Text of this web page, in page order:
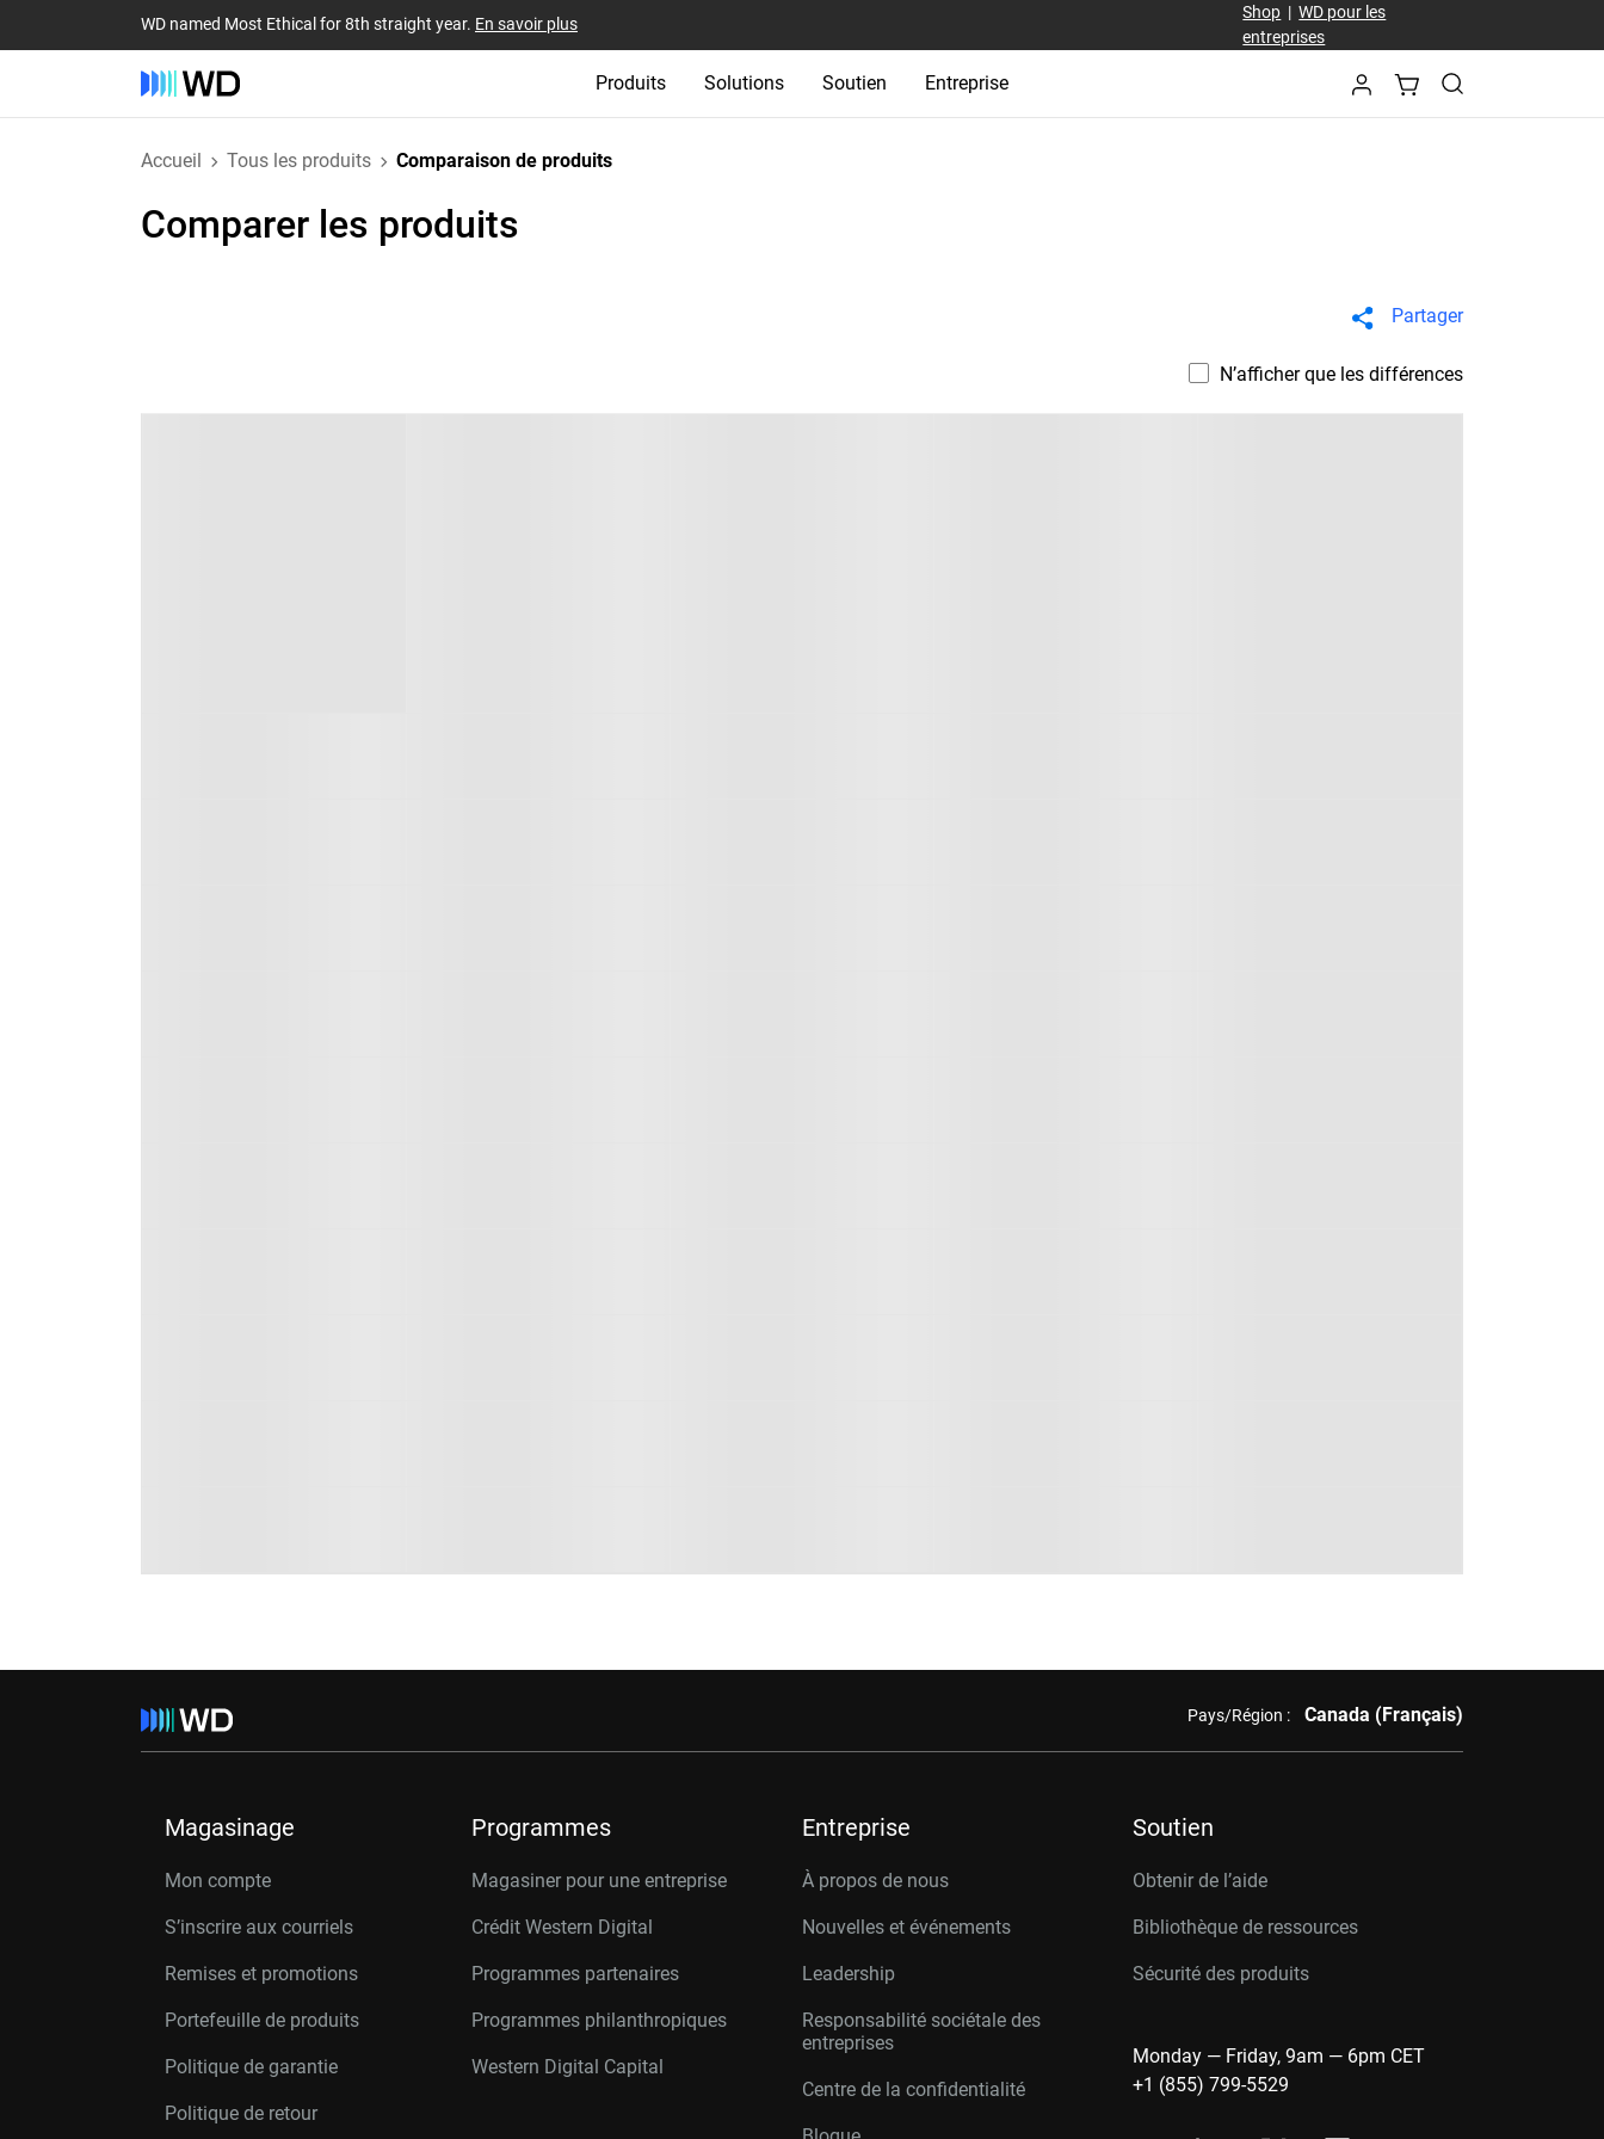
WD named Most Ethical for 8th straight year. En savoir plus
Shop |WD pour les
entreprises
Produits Solutions Soutien Entreprise
Accueil Tous les produits Comparaison de produits
Comparer les produits
Partager
N’afficher que les différences
Pays/Région : Canada (Français)
Magasinage
Mon compte
S’inscrire aux courriels
Remises et promotions
Portefeuille de produits
Politique de garantie
Politique de retour
Programmes
Magasiner pour une entreprise
Crédit Western Digital
Programmes partenaires
Programmes philanthropiques
Western Digital Capital
Entreprise
À propos de nous
Nouvelles et événements
Leadership
Responsabilité sociétale des
entreprises
Centre de la confidentialité
Soutien
Obtenir de l’aide
Bibliothèque de ressources
Sécurité des produits
Monday — Friday, 9am — 6pm CET
+1 (855) 799-5529